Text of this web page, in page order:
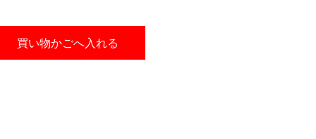
買い物かごへ入れる